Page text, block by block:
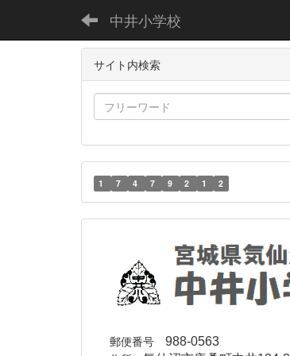
中井小学校
サイト内検索
1 7 4 7 9 2 1 2
郵便番号 988-0563